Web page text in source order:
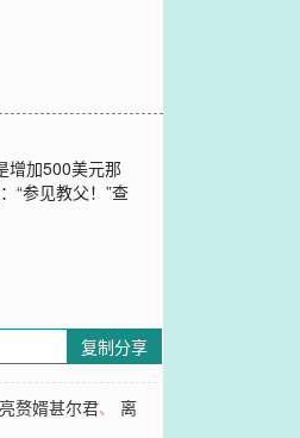
增加500美元那
“参见教父！”查
复制分享
赘婿甚尔君、 离